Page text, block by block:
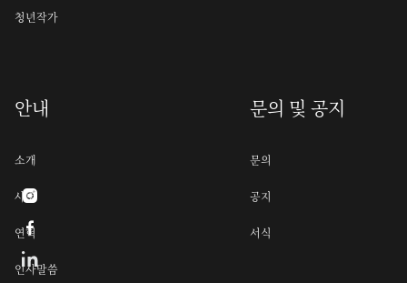
청년작가
안내
소개
사명
연혁
인사말씀
문의 및 공지
문의
공지
서식

